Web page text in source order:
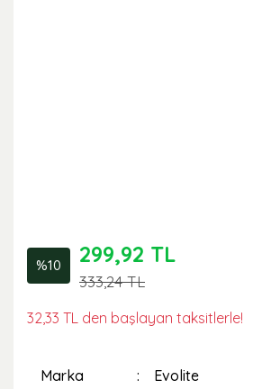
%10 299,92 TL
333,24 TL
32,33 TL den başlayan taksitlerle!
Marka Evolite